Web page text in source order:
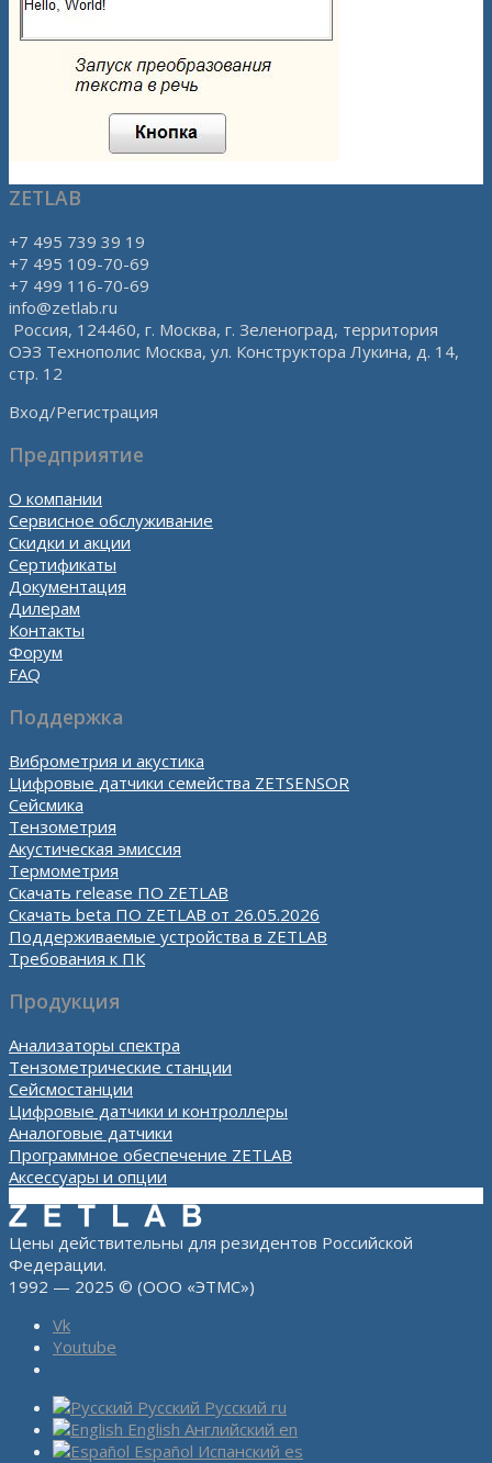
ZETLAB
+7 495 739 39 19
+7 495 109-70-69
+7 499 116-70-69
info@zetlab.ru
Россия, 124460, г. Москва, г. Зеленоград, территория
ОЭЗ Технополис Москва, ул. Конструктора Лукина, д. 14,
стр. 12
Вход/Регистрация
Предприятие
О компании
Сервисное обслуживание
Скидки и акции
Сертификаты
Документация
Дилерам
Контакты
Форум
FAQ
Поддержка
Виброметрия и акустика
Цифровые датчики семейства ZETSENSOR
Сейсмика
Тензометрия
Акустическая эмиссия
Термометрия
Скачать release ПО ZETLAB
Скачать beta ПО ZETLAB от 26.05.2026
Поддерживаемые устройства в ZETLAB
Требования к ПК
Продукция
Анализаторы спектра
Тензометрические станции
Сейсмостанции
Цифровые датчики и контроллеры
Аналоговые датчики
Программное обеспечение ZETLAB
Аксессуары и опции
Цены действительны для резидентов Российской
Федерации.
1992 — 2025 © (ООО «ЭТМС»)
Vk
Youtube
Русский Русский ru
English Английский en
Español Испанский es